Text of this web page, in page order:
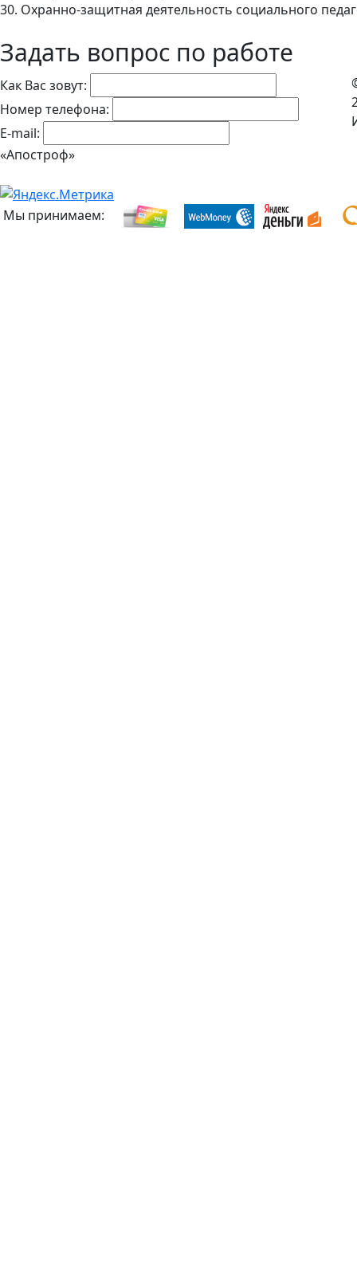
30. Охранно-защитная деятельность социального
Задать вопрос по работе
Как Вас зовут:
Номер телефона:
E-mail:
«Апостроф»
Мы принимаем: